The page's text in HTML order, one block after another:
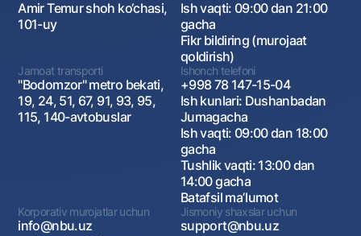
Amir Temur shoh ko‘chasi,
101-uy
Ish vaqti: 09:00 dan 21:00
gacha
Fikr bildiring (murojaat
qoldirish)
Jamoat transporti
"Bodomzor" metro bekati,
19, 24, 51, 67, 91, 93, 95,
115, 140-avtobuslar
Ishonch telefoni
+998 78 147-15-04
Ish kunlari: Dushanbadan
Jumagacha
Ish vaqti: 09:00 dan 18:00
gacha
Tushlik vaqti: 13:00 dan
14:00 gacha
Batafsil maʼlumot
Korporativ murojatlar uchun
info@nbu.uz
Jismoniy shaxslar uchun
support@nbu.uz